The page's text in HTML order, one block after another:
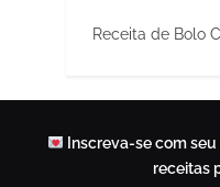
Receita de Bolo
Inscreva-se com
receitas